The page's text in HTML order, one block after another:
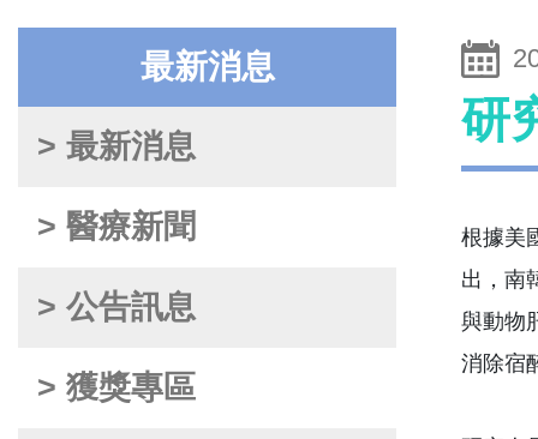
最新消息
> 最新消息
> 醫療新聞
> 公告訊息
> 獲獎專區
研
根據美
出，南
與動物
消除宿